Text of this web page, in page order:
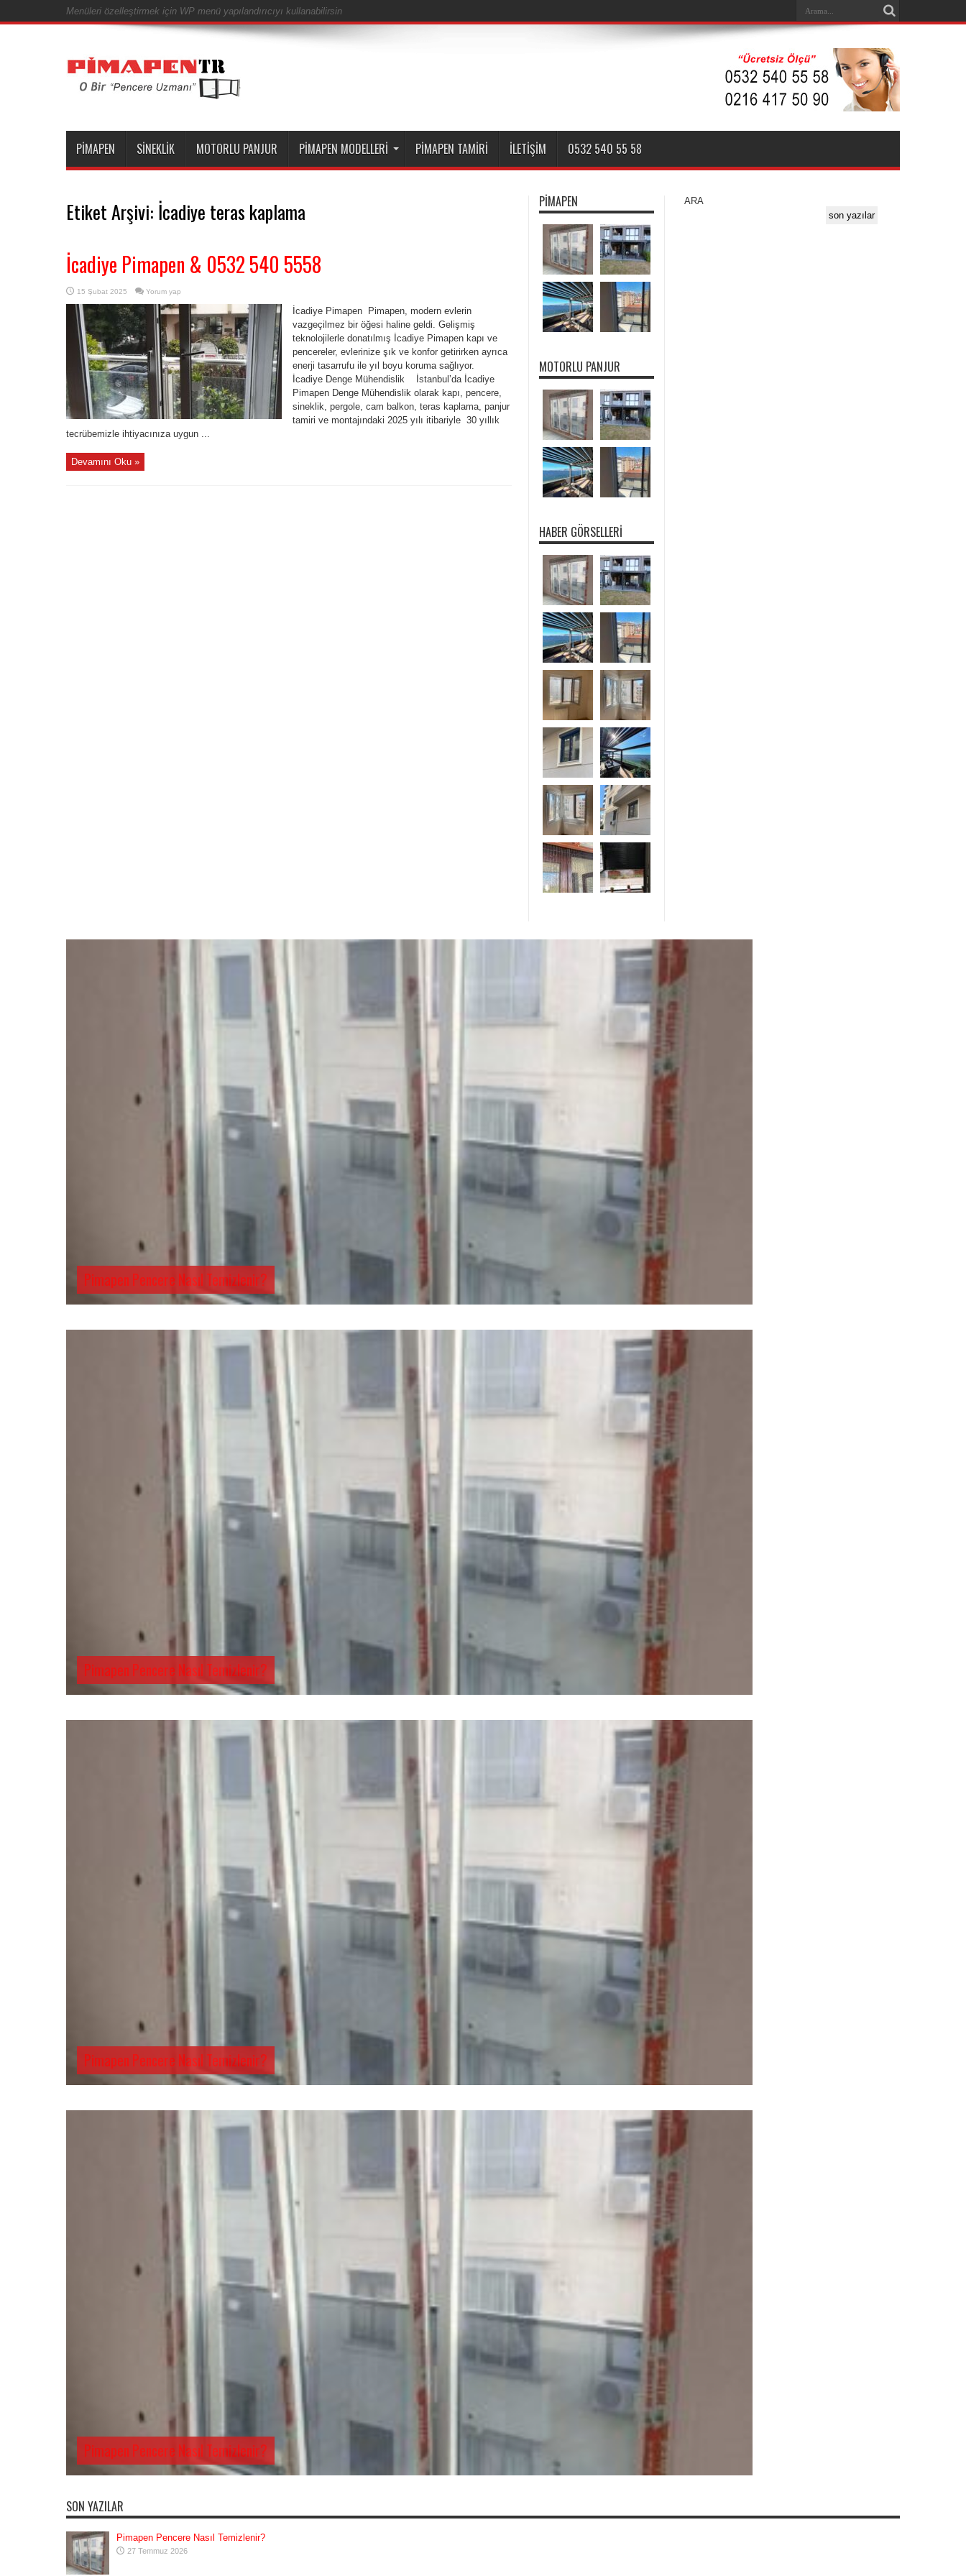
Menüleri özelleştirmek için WP menü yapılandırıcıyı kullanabilirsin
PIMAPEN SINEKLIK MOTORLU PANJUR PIMAPEN MODELLERI PIMAPEN TAMIRI İLETIŞIM 0532 540 55 58
Etiket Arşivi: İcadiye teras kaplama
İcadiye Pimapen & 0532 540 5558
15 Şubat 2025 Yorum yap
İcadiye Pimapen Pimapen, modern evlerin
vazgeçilmez bir öğesi haline geldi. Gelişmiş
teknolojilerle donatılmış İcadiye Pimapen kapı ve
pencereler, evlerinize şık ve konfor getirirken ayrıca
enerji tasarrufu ile yıl boyu koruma sağlıyor.
İcadiye Denge Mühendislik İstanbul’da İcadiye
Pimapen Denge Mühendislik olarak kapı, pencere,
sineklik, pergole, cam balkon, teras kaplama, panjur
tamiri ve montajındaki 2025 yılı itibariyle 30 yıllık
tecrübemizle ihtiyacınıza uygun ...
Devamını Oku »
PIMAPEN
MOTORLU PANJUR
HABER GÖRSELLERI
ARA
son yazılar
Pimapen Pencere Nasıl Temizlenir?
Pimapen Pencere Nasıl Temizlenir?
Pimapen Pencere Nasıl Temizlenir?
Pimapen Pencere Nasıl Temizlenir?
SON YAZILAR
Pimapen Pencere Nasıl Temizlenir?
27 Temmuz 2026